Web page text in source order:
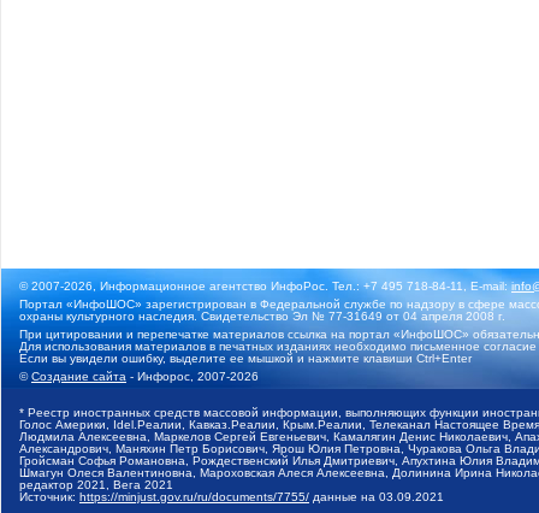
© 2007-2026, Информационное агентство ИнфоРос. Тел.: +7 495 718-84-11, E-mail:
Портал «ИнфоШОС» зарегистрирован в Федеральной службе по надзору в сфере
охраны культурного наследия. Свидетельство Эл № 77-31649 от 04 апреля 2008 г.
При цитировании и перепечатке материалов ссылка на портал «ИнфоШОС»
Для использования материалов в печатных изданиях необходимо письменное
Если вы увидели ошибку, выделите ее мышкой и нажмите клавиши Ctrl+Enter
©Создание сайта - Инфорос, 2007-2026
* Реестр иностранных средств массовой информации, выполняющих функции
Голос Америки, Idel.Реалии, Кавказ.Реалии, Крым.Реалии, Телеканал Настоящее
Людмила Алексеевна, Маркелов Сергей Евгеньевич, Камалягин Денис Николаевич,
Александрович, Маняхин Петр Борисович, Ярош Юлия Петровна, Чуракова Ольга
Гройсман Софья Романовна, Рождественский Илья Дмитриевич, Апухтина Юлия
Шмагун Олеся Валентиновна, Мароховская Алеся Алексеевна, Долинина Ирина
редактор 2021, Вега 2021
Источник: https://minjust.gov.ru/ru/documents/7755/ данные на 03.09.2021